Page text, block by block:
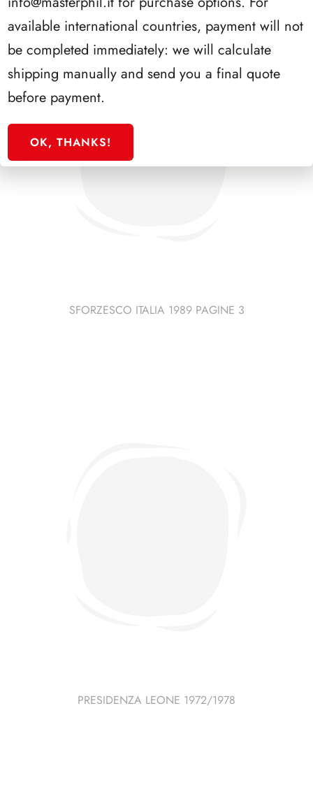
SFORZESCO ITALIA 1989 PAGINE 3
PRESIDENZA LEONE 1972/1978
available international countries, payment will not
be completed immediately: we will calculate
shipping manually and send you a final quote
before payment.
OK, THANKS!